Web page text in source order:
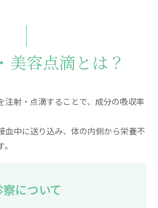
美容点滴とは？
注射・点滴することで、成分の吸収率
血中に送り込み、体の内側から栄養不
察について